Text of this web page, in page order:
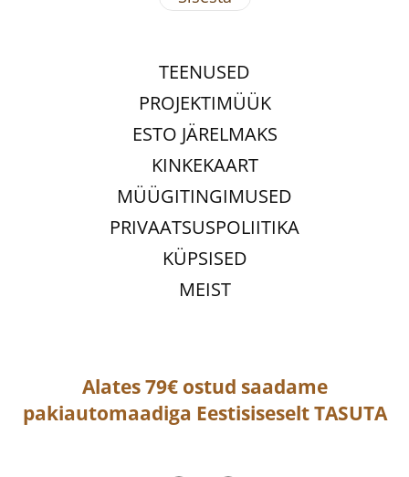
TEENUSED
PROJEKTIMÜÜK
ESTO JÄRELMAKS
KINKEKAART
MÜÜGITINGIMUSED
PRIVAATSUSPOLIITIKA
KÜPSISED
MEIST
Alates 79€ ostud saadame
pakiautomaadiga EestisiseseltTASUTA